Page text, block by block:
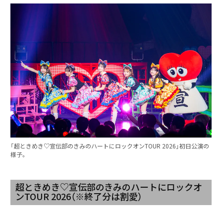
「超ときめき♡宣伝部のきみのハートにロックオンTOUR 2026」初日公演の
様子。
超ときめき♡宣伝部のきみのハートにロックオ
ンTOUR 2026（※終了分は割愛）